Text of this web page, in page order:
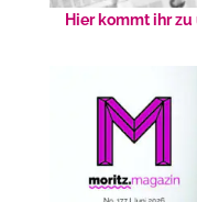
Hier kommt ihr